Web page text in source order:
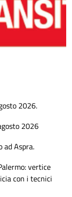
2026.
2026
ad Aspra.
vertice
con i tecnici